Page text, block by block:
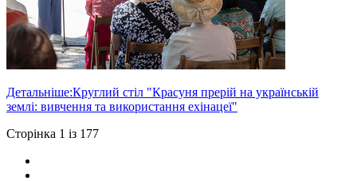
Детальніше:Круглий стіл "Красуня прерій на українській
землі: вивчення та використання ехінацеї"
Сторінка 1 із 177